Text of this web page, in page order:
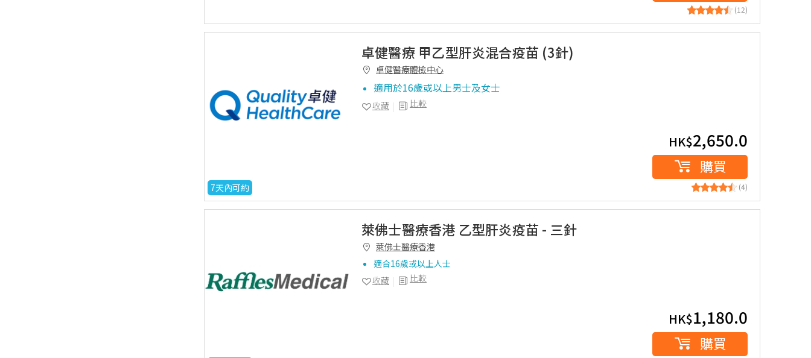
(12)
7天內可約
卓健醫療 甲乙型肝炎混合疫苗 (3針)
卓健醫療體檢中心
適用於16歲或以上男士及女士
比較
收藏
HK$2,650.0
購買
(4)
萊佛士醫療香港 乙型肝炎疫苗 - 三針
萊佛士醫療香港
適合16歲或以上人士
比較
收藏
HK$1,180.0
購買